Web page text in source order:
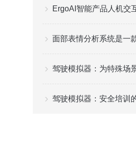
驾驶模拟器：安全培训